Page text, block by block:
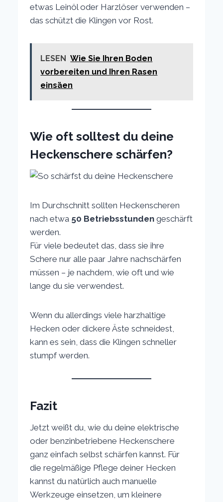
etwas Leinöl oder Harzlöser verwenden –
das schützt die Klingen vor Rost.
LESEN Wie Sie Ihren Boden
vorbereiten und Ihren Rasen
einsäen
Wie oft solltest du deine
Heckenschere schärfen?
Im Durchschnitt sollten Heckenscheren
nach etwa 50 Betriebsstunden geschärft
werden.
Für viele bedeutet das, dass sie ihre
Schere nur alle paar Jahre nachschärfen
müssen – je nachdem, wie oft und wie
lange du sie verwendest.
Wenn du allerdings viele harzhaltige
Hecken oder dickere Äste schneidest,
kann es sein, dass die Klingen schneller
stumpf werden.
Fazit
Jetzt weißt du, wie du deine elektrische
oder benzinbetriebene Heckenschere
ganz einfach selbst schärfen kannst. Für
die regelmäßige Pflege deiner Hecken
kannst du natürlich auch manuelle
Werkzeuge einsetzen, um kleinere